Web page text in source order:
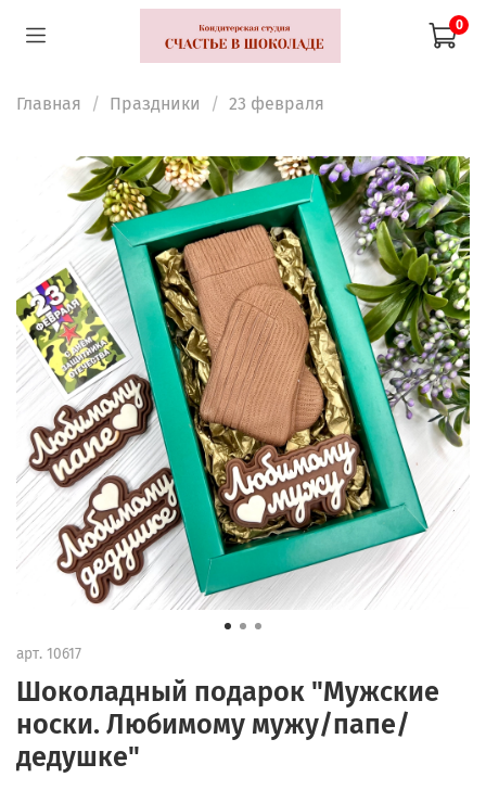
0
Главная Праздники 23 февраля
арт. 10617
Шоколадный подарок "Мужские
носки. Любимому мужу/папе/
дедушке"